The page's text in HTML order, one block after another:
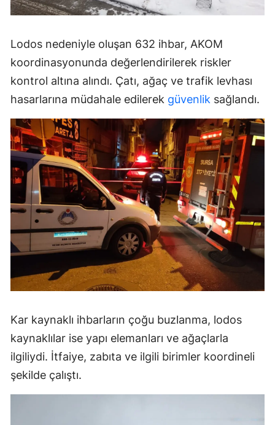
Lodos nedeniyle oluşan 632 ihbar, AKOM
koordinasyonunda değerlendirilerek riskler
kontrol altına alındı. Çatı, ağaç ve trafik levhası
hasarlarına müdahale edilerek güvenlik sağlandı.
Kar kaynaklı ihbarların çoğu buzlanma, lodos
kaynaklılar ise yapı elemanları ve ağaçlarla
ilgiliydi. İtfaiye, zabıta ve ilgili birimler koordineli
şekilde çalıştı.